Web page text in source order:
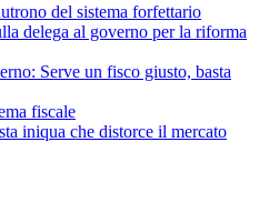
del sistema forfettario
delega al governo per la riforma
Serve un fisco giusto, basta
fiscale
iniqua che distorce il mercato